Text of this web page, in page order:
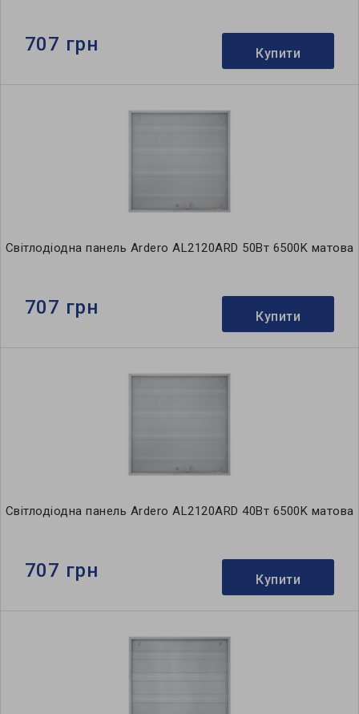
707 грн Купити
Світлодіодна панель Ardero AL2120ARD 50Вт 6500K матова
707 грн Купити
Світлодіодна панель Ardero AL2120ARD 40Вт 6500K матова
707 грн Купити